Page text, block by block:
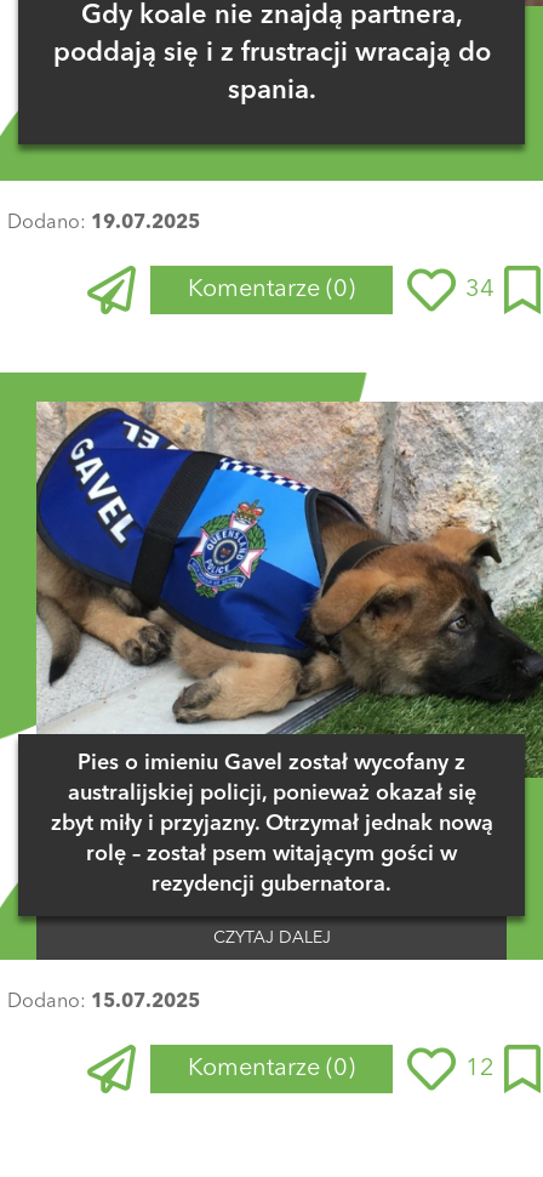
Gdy koale nie znajdą partnera,
poddają się i z frustracji wracają do
spania.
Dodano: 19.07.2025
Komentarze (0) 34
Pies o imieniu Gavel został wycofany z
australijskiej policji, ponieważ okazał się
zbyt miły i przyjazny. Otrzymał jednak nową
rolę – został psem witającym gości w
rezydencji gubernatora.
CZYTAJ DALEJ
Dodano: 15.07.2025
Komentarze (0) 12